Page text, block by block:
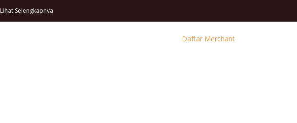
Lihat Selengkapnya
Daftar Merchant